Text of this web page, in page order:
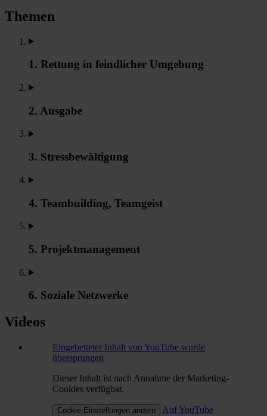
Themen
1. Rettung in feindlicher Umgebung
2. Ausgabe
3. Stressbewältigung
4. Teambuilding, Teamgeist
5. Projektmanagement
6. Soziale Netzwerke
Videos
Eingebetteter Inhalt von YouTube wurde
übersprungen
Dieser Inhalt ist nach Annahme der Marketing-
Cookies verfügbar.
Cookie-Einstellungen ändern
Auf YouTube